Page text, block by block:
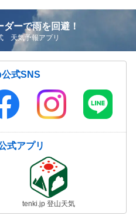
ダーで雨を回避！
天気予報アプリ
式SNS
式アプリ
tenki.jp 登山天気